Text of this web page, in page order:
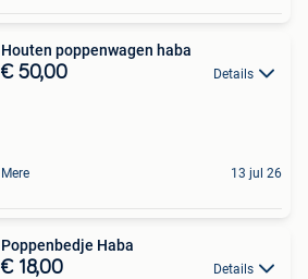
Houten poppenwagen haba
€ 50,00 Details
Mere 13 jul 26
Poppenbedje Haba
€ 18,00 Details